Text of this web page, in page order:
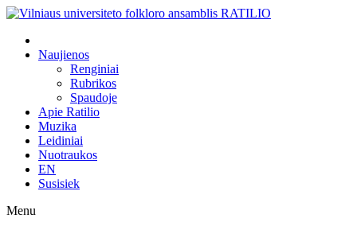
Naujienos
Renginiai
Rubrikos
Spaudoje
Apie Ratilio
Muzika
Leidiniai
Nuotraukos
EN
Susisiek
Menu